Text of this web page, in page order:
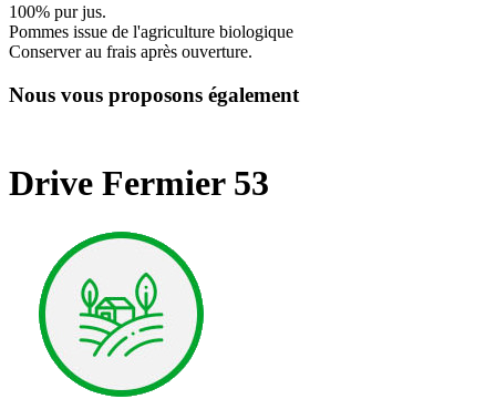
100% pur jus.
Pommes issue de l'agriculture biologique
Conserver au frais après ouverture.
Nous vous proposons également
Drive Fermier 53